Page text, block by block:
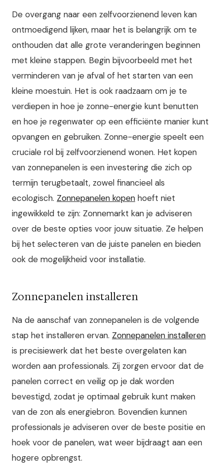
De overgang naar een zelfvoorzienend leven kan
ontmoedigend lijken, maar het is belangrijk om te
onthouden dat alle grote veranderingen beginnen
met kleine stappen. Begin bijvoorbeeld met het
verminderen van je afval of het starten van een
kleine moestuin. Het is ook raadzaam om je te
verdiepen in hoe je zonne-energie kunt benutten
en hoe je regenwater op een efficiënte manier kunt
opvangen en gebruiken. Zonne-energie speelt een
cruciale rol bij zelfvoorzienend wonen. Het kopen
van zonnepanelen is een investering die zich op
termijn terugbetaalt, zowel financieel als
ecologisch. Zonnepanelen kopen hoeft niet
ingewikkeld te zijn: Zonnemarkt kan je adviseren
over de beste opties voor jouw situatie. Ze helpen
bij het selecteren van de juiste panelen en bieden
ook de mogelijkheid voor installatie.
Zonnepanelen installeren
Na de aanschaf van zonnepanelen is de volgende
stap het installeren ervan. Zonnepanelen installeren
is precisiewerk dat het beste overgelaten kan
worden aan professionals. Zij zorgen ervoor dat de
panelen correct en veilig op je dak worden
bevestigd, zodat je optimaal gebruik kunt maken
van de zon als energiebron. Bovendien kunnen
professionals je adviseren over de beste positie en
hoek voor de panelen, wat weer bijdraagt aan een
hogere opbrengst.